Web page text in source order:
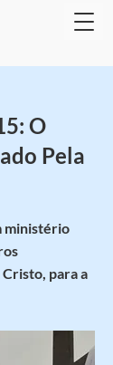
O
Pela
ministério
para a